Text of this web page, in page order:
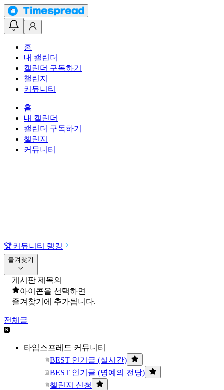
홈
내 캘린더
캘린더 구독하기
챌린지
커뮤니티
홈
내 캘린더
캘린더 구독하기
챌린지
커뮤니티
🏆커뮤니티 랭킹
즐겨찾기
게시판 제목의
아이콘을 선택하면
즐겨찾기에 추가됩니다.
전체글
타임스프레드 커뮤니티
BEST 인기글 (실시간)
BEST 인기글 (명예의 전당)
챌린지 신청